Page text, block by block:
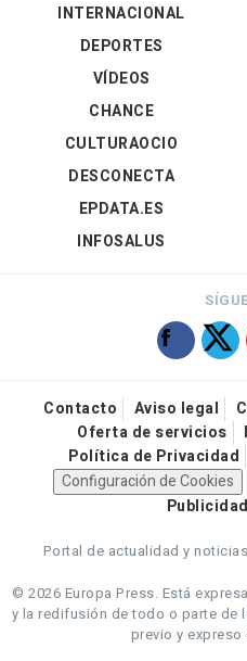
INTERNACIONAL
DEPORTES
VÍDEOS
CHANCE
CULTURAOCIO
DESCONECTA
EPDATA.ES
INFOSALUS
Contacto Aviso legal
Oferta de servicios
Política de Privacidad
Configuración de Cookies
Portal de actualidad y
© 2026 Europa Press. Está
y la redifusión de todo o parte de
previo y